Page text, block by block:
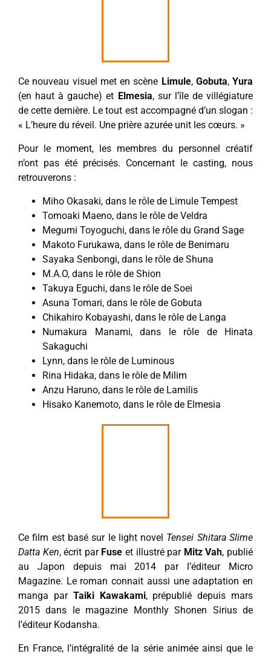
Ce nouveau visuel met en scène Limule, Gobuta, Yura
(en haut à gauche) et Elmesia, sur l’île de villégiature
de cette dernière. Le tout est accompagné d’un slogan :
« L’heure du réveil. Une prière azurée unit les cœurs. »
Pour le moment, les membres du personnel créatif
n’ont pas été précisés. Concernant le casting, nous
retrouverons :
Miho Okasaki, dans le rôle de Limule Tempest
Tomoaki Maeno, dans le rôle de Veldra
Megumi Toyoguchi, dans le rôle du Grand Sage
Makoto Furukawa, dans le rôle de Benimaru
Sayaka Senbongi, dans le rôle de Shuna
M.A.O, dans le rôle de Shion
Takuya Eguchi, dans le rôle de Soei
Asuna Tomari, dans le rôle de Gobuta
Chikahiro Kobayashi, dans le rôle de Langa
Numakura Manami, dans le rôle de Hinata
Sakaguchi
Lynn, dans le rôle de Luminous
Rina Hidaka, dans le rôle de Milim
Anzu Haruno, dans le rôle de Lamilis
Hisako Kanemoto, dans le rôle de Elmesia
Ce film est basé sur le light novel Tensei Shitara Slime
Datta Ken, écrit par Fuse et illustré par Mitz Vah, publié
au Japon depuis mai 2014 par l’éditeur Micro
Magazine. Le roman connait aussi une adaptation en
manga par Taiki Kawakami, prépublié depuis mars
2015 dans le magazine Monthly Shonen Sirius de
l’éditeur Kodansha.
En France, l’intégralité de la série animée ainsi que le